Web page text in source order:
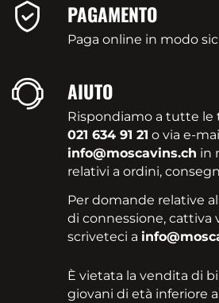
PAGAMENTO
Paga online in modo
AIUTO
Rispondiamo a tutte le
021 634 91 21 o via e-
info@moscavins.ch in
relativi a ordini,
Per domande relative
di connessione, cattiva
scriveteci a
È vietata la vendita di
giovani di età inferiore